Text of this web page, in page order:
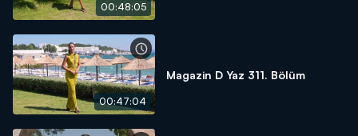
00:48:05
00:47:04
Magazin D Yaz 311. Bölüm